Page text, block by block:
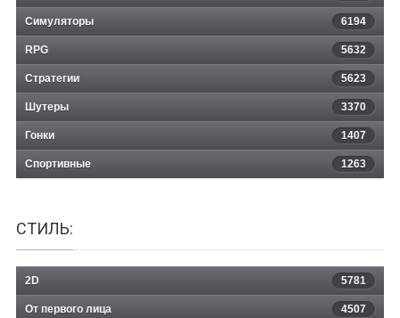
Симуляторы 6194
RPG 5632
Стратегии 5623
Шутеры 3370
Гонки 1407
Спортивные 1263
СТИЛЬ:
2D 5781
От первого лица 4507